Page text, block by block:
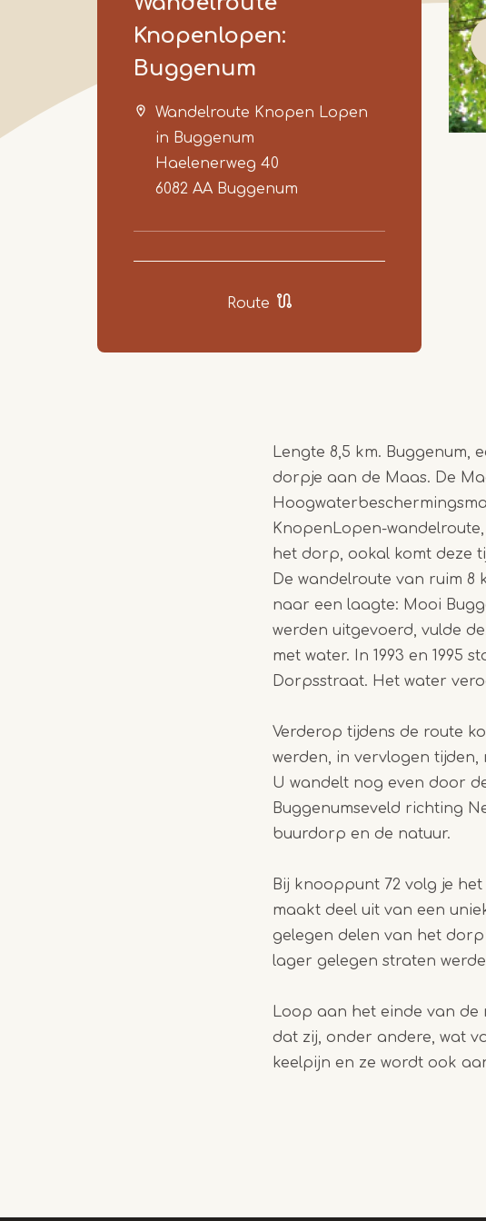
Knopenlopen:
Buggenum
Wandelroute Knopen Lopen
in Buggenum
Haelenerweg 40
6082 AA Buggenum
Route
Item
Lengte 8,5 km. Buggenum,
dorpje aan de Maas. De
KnopenLopen-
het dorp, ookal komt deze
De wandelroute van ruim
naar een laagte: Mooi
werden uitgevoerd, vulde
met water. In 1993 en 1995
Dorpsstraat. Het water
Verderop tijdens de route
werden, in vervlogen
U wandelt nog even door
Buggenumseveld richting
buurdorp en de natuur.
Bij knooppunt 72 volg je
maakt deel uit van een
gelegen delen van het
lager gelegen straten
Loop aan het einde van
dat zij, onder andere, wat
keelpijn en ze wordt ook